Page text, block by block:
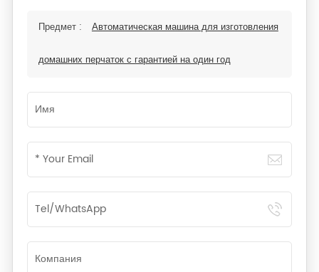
Предмет : Автоматическая машина для изготовления
домашних перчаток с гарантией на один год